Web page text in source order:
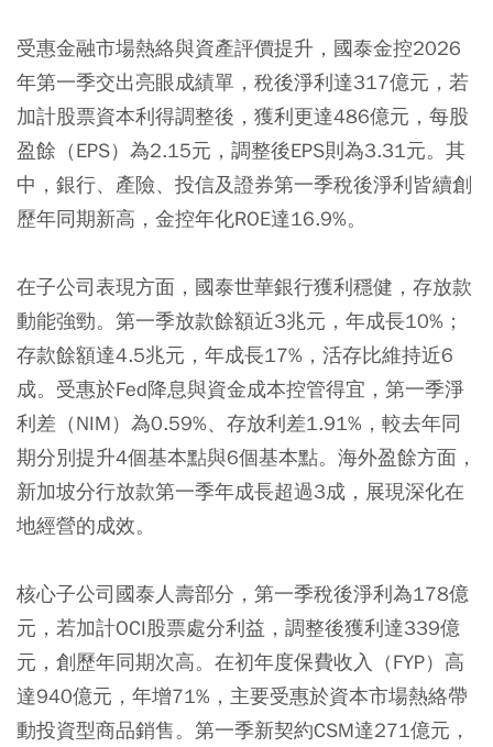
受惠金融市場熱絡與資產評價提升，國泰金控2026
年第一季交出亮眼成績單，稅後淨利達317億元，若
加計股票資本利得調整後，獲利更達486億元，每股
盈餘（EPS）為2.15元，調整後EPS則為3.31元。其
中，銀行、產險、投信及證券第一季稅後淨利皆續創
歷年同期新高，金控年化ROE達16.9%。
在子公司表現方面，國泰世華銀行獲利穩健，存放款
動能強勁。第一季放款餘額近3兆元，年成長10%；
存款餘額達4.5兆元，年成長17%，活存比維持近6
成。受惠於Fed降息與資金成本控管得宜，第一季淨
利差（NIM）為0.59%、存放利差1.91%，較去年同
期分別提升4個基本點與6個基本點。海外盈餘方面，
新加坡分行放款第一季年成長超過3成，展現深化在
地經營的成效。
核心子公司國泰人壽部分，第一季稅後淨利為178億
元，若加計OCI股票處分利益，調整後獲利達339億
元，創歷年同期次高。在初年度保費收入（FYP）高
達940億元，年增71%，主要受惠於資本市場熱絡帶
動投資型商品銷售。第一季新契約CSM達271億元，